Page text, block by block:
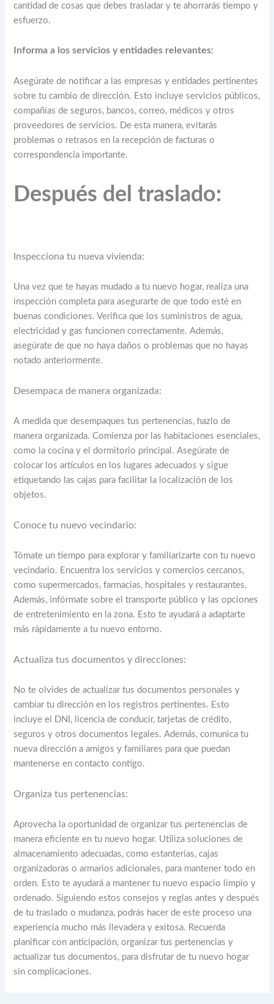
cantidad de cosas que debes trasladar y te ahorrarás tiempo y
esfuerzo.
Informa a los servicios y entidades relevantes:
Asegúrate de notificar a las empresas y entidades pertinentes
sobre tu cambio de dirección. Esto incluye servicios públicos,
compañías de seguros, bancos, correo, médicos y otros
proveedores de servicios. De esta manera, evitarás
problemas o retrasos en la recepción de facturas o
correspondencia importante.
Después del traslado:
Inspecciona tu nueva vivienda:
Una vez que te hayas mudado a tu nuevo hogar, realiza una
inspección completa para asegurarte de que todo esté en
buenas condiciones. Verifica que los suministros de agua,
electricidad y gas funcionen correctamente. Además,
asegúrate de que no haya daños o problemas que no hayas
notado anteriormente.
Desempaca de manera organizada:
A medida que desempaques tus pertenencias, hazlo de
manera organizada. Comienza por las habitaciones esenciales,
como la cocina y el dormitorio principal. Asegúrate de
colocar los artículos en los lugares adecuados y sigue
etiquetando las cajas para facilitar la localización de los
objetos.
Conoce tu nuevo vecindario:
Tómate un tiempo para explorar y familiarizarte con tu nuevo
vecindario. Encuentra los servicios y comercios cercanos,
como supermercados, farmacias, hospitales y restaurantes.
Además, infórmate sobre el transporte público y las opciones
de entretenimiento en la zona. Esto te ayudará a adaptarte
más rápidamente a tu nuevo entorno.
Actualiza tus documentos y direcciones:
No te olvides de actualizar tus documentos personales y
cambiar tu dirección en los registros pertinentes. Esto
incluye el DNI, licencia de conducir, tarjetas de crédito,
seguros y otros documentos legales. Además, comunica tu
nueva dirección a amigos y familiares para que puedan
mantenerse en contacto contigo.
Organiza tus pertenencias:
Aprovecha la oportunidad de organizar tus pertenencias de
manera eficiente en tu nuevo hogar. Utiliza soluciones de
almacenamiento adecuadas, como estanterías, cajas
organizadoras o armarios adicionales, para mantener todo en
orden. Esto te ayudará a mantener tu nuevo espacio limpio y
ordenado. Siguiendo estos consejos y reglas antes y después
de tu traslado o mudanza, podrás hacer de este proceso una
experiencia mucho más llevadera y exitosa. Recuerda
planificar con anticipación, organizar tus pertenencias y
actualizar tus documentos, para disfrutar de tu nuevo hogar
sin complicaciones.